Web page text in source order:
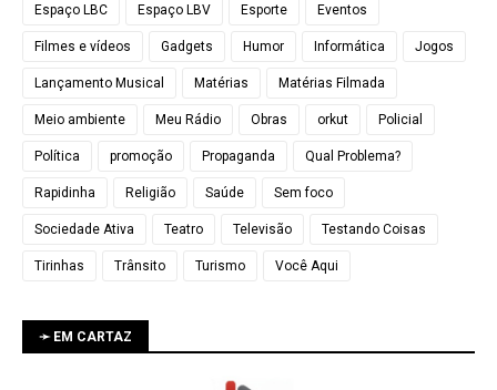
Espaço LBC Espaço LBV Esporte Eventos
Filmes e vídeos Gadgets Humor Informática Jogos
Lançamento Musical Matérias Matérias Filmada
Meio ambiente Meu Rádio Obras orkut Policial
Política promoção Propaganda Qual Problema?
Rapidinha Religião Saúde Sem foco
Sociedade Ativa Teatro Televisão Testando Coisas
Tirinhas Trânsito Turismo Você Aqui
➛ EM CARTAZ